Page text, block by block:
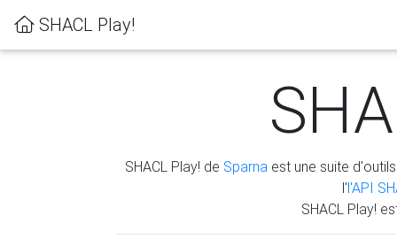
SHACL Play!
SHACL Play! de Sparna est une suite
l'l'API
SHACL Play!